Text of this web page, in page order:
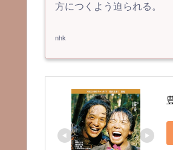
方につくよう迫られる。
nhk